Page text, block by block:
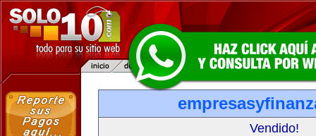
Vendido!